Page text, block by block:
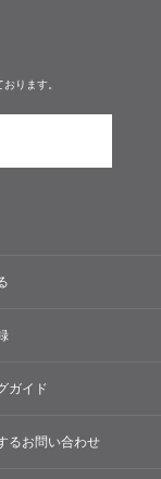
ります。
ガイド
るお問い合わせ